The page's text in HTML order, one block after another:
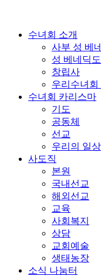
수녀회 소개
사부 성 베
성 베네딕
창립사
우리수녀회
수녀회 카리스마
기도
공동체
선교
우리의 일상
사도직
본원
국내선교
해외선교
교육
사회복지
상담
교회예술
생태농장
소식 나눔터